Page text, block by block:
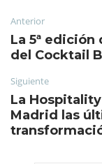
Anterior
La 5ª edición
del Cocktail
Siguiente
La
Madrid las